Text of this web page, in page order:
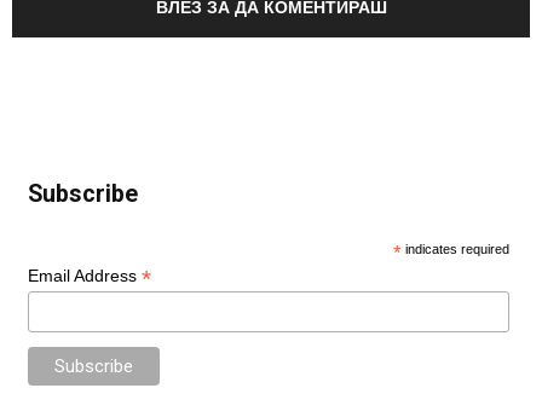
ВЛЕЗ ЗА ДА КОМЕНТИРАШ
Subscribe
* indicates required
Email Address *